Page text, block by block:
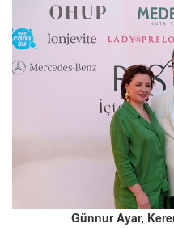
Günnur Ayar,